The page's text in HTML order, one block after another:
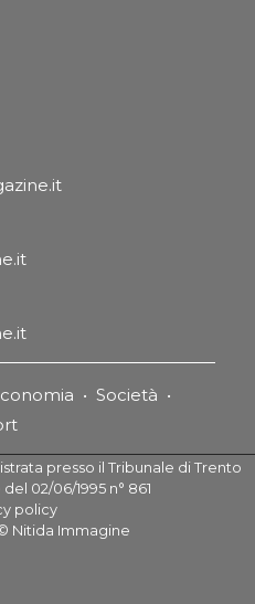
• Società •
presso il Tribunale di Trento
02/06/1995 n° 861
policy
Nitida Immagine